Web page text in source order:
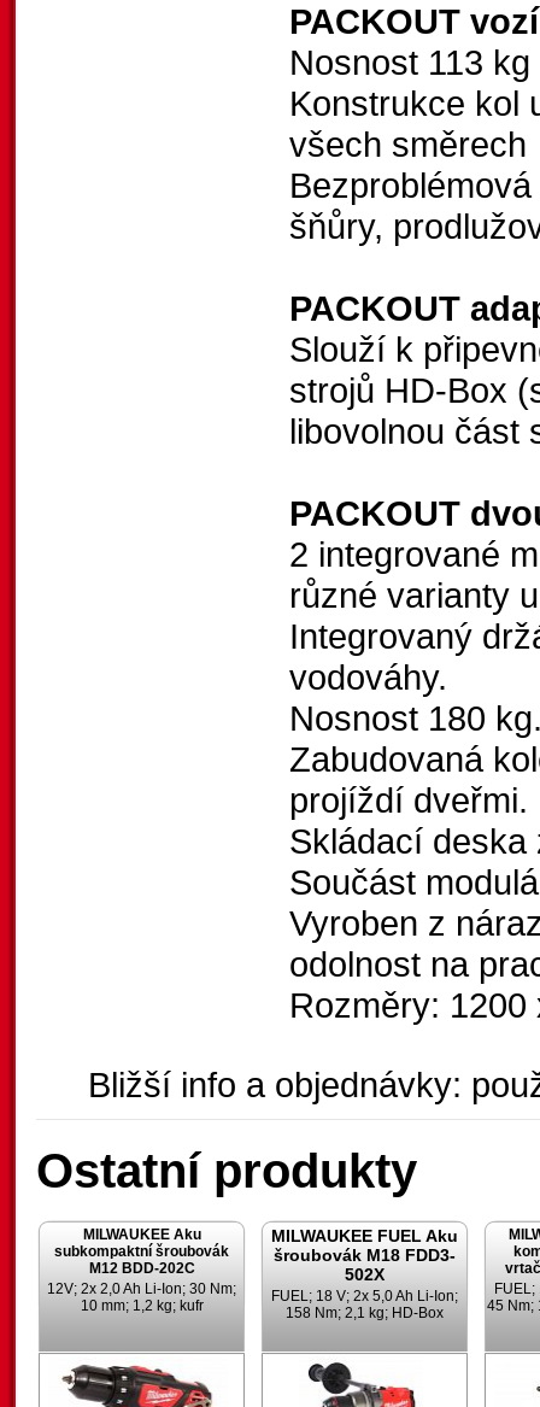
PACKOUT
Nosnost 113 kg
Konstrukce kol
všech směrech
šňůry,
PACKOUT
Slouží k
strojů HD-Box
libovolnou část
PACKOUT
2 integrované
různé varianty
Integrovaný
vodováhy.
Nosnost 180
Zabudovaná
projíždí dveřmi.
Skládací deska
Součást
Vyroben z
odolnost na
Rozměry:
Bližší info a objednávky:
Ostatní produkty
MILWAUKEE Aku
subkompaktní šroubovák
M12 BDD-202C
12V; 2x 2,0 Ah Li-Ion; 30 Nm;
10 mm; 1,2 kg; kufr
MILWAUKEE FUEL Aku
šroubovák M18 FDD3-
502X
FUEL; 18 V; 2x 5,0 Ah Li-Ion;
158 Nm; 2,1 kg; HD-Box
FUEL;
45 Nm;